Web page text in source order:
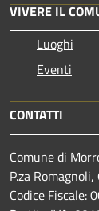
VIVERE IL
Luoghi
Eventi
CONTATTI
Comune di
P.za
Codice Fiscale: